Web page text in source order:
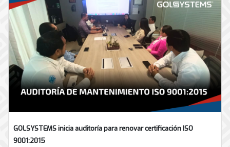
GOLSYSTEMS inicia auditoría para renovar certificación ISO
9001:2015